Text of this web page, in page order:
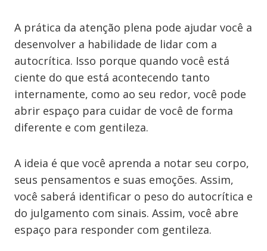
A prática da atenção plena pode ajudar você a
desenvolver a habilidade de lidar com a
autocrítica. Isso porque quando você está
ciente do que está acontecendo tanto
internamente, como ao seu redor, você pode
abrir espaço para cuidar de você de forma
diferente e com gentileza.
A ideia é que você aprenda a notar seu corpo,
seus pensamentos e suas emoções. Assim,
você saberá identificar o peso do autocrítica e
do julgamento com sinais. Assim, você abre
espaço para responder com gentileza.